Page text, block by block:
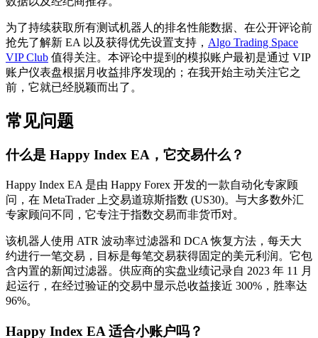
为了持续获取所有测试机器人的排名性能数据、在公开评论前
抢先了解新 EA 以及获得优先设置支持， Algo Trading Space
VIP Club 值得关注。本评论中提到的模拟账户最初是通过 VIP
账户仪表盘根据月收益排序发现的；在我开始主动关注它之
前，它就已经脱颖而出了。
常见问题
什么是 Happy Index EA，它交易什么？
Happy Index EA 是由 Happy Forex 开发的一款自动化专家顾
问，在 MetaTrader 上交易道琼斯指数 (US30)。与大多数外汇
专家顾问不同，它专注于指数交易而非货币对。
该机器人使用 ATR 波动率过滤器和 DCA 恢复方法，每天大
约进行一笔交易，目标是每笔交易获得固定的美元利润。它包
含内置的新闻过滤器。供应商的实盘业绩记录自 2023 年 11 月
起运行，在经过验证的交易中显示总收益接近 300%，胜率达
96%。
Happy Index EA 适合小账户吗？